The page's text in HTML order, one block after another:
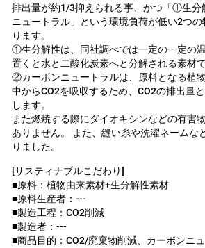
排出量が約1/3抑えられる事、かつ「①生
ニュートラル」という環境負荷が低い2つ
ります。
①生分解性は、同社調べでは一定の一定の
置くと水と二酸化炭素へと分解される素材で
②カーボンニュートラルは、原料となる植
中からCO2を吸収するため、CO2の排出量
します。
また燃焼する際にダイオキシンなどの有害
ありません。 また、縫い糸や洗濯ネームな
りました。
[サスティナブルこだわり]
■原料：植物由来素材+生分解性素材
■原料生産者：---
■製造工程：CO2削減
■製造者：---
■商品目的：CO2/廃棄物削減、カーボンニ